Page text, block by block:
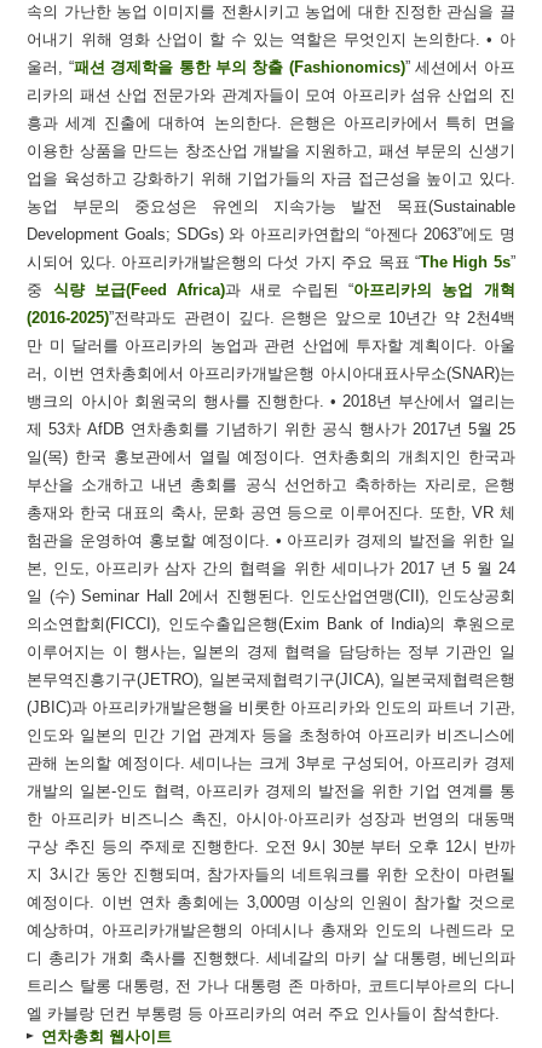
속의 가난한 농업 이미지를 전환시키고 농업에 대한 진정한 관심을 끌
어내기 위해 영화 산업이 할 수 있는 역할은 무엇인지 논의한다. • 아
울러, “패션 경제학을 통한 부의 창출 (Fashionomics)” 세션에서 아프
리카의 패션 산업 전문가와 관계자들이 모여 아프리카 섬유 산업의 진
흥과 세계 진출에 대하여 논의한다. 은행은 아프리카에서 특히 면을
이용한 상품을 만드는 창조산업 개발을 지원하고, 패션 부문의 신생기
업을 육성하고 강화하기 위해 기업가들의 자금 접근성을 높이고 있다.
농업 부문의 중요성은 유엔의 지속가능 발전 목표(Sustainable
Development Goals; SDGs) 와 아프리카연합의 “아젠다 2063”에도 명
시되어 있다. 아프리카개발은행의 다섯 가지 주요 목표 “The High 5s”
중 식량 보급(Feed Africa)과 새로 수립된 “아프리카의 농업 개혁
(2016-2025)”전략과도 관련이 깊다. 은행은 앞으로 10년간 약 2천4백
만 미 달러를 아프리카의 농업과 관련 산업에 투자할 계획이다. 아울
러, 이번 연차총회에서 아프리카개발은행 아시아대표사무소(SNAR)는
뱅크의 아시아 회원국의 행사를 진행한다. • 2018년 부산에서 열리는
제 53차 AfDB 연차총회를 기념하기 위한 공식 행사가 2017년 5월 25
일(목) 한국 홍보관에서 열릴 예정이다. 연차총회의 개최지인 한국과
부산을 소개하고 내년 총회를 공식 선언하고 축하하는 자리로, 은행
총재와 한국 대표의 축사, 문화 공연 등으로 이루어진다. 또한, VR 체
험관을 운영하여 홍보할 예정이다. • 아프리카 경제의 발전을 위한 일
본, 인도, 아프리카 삼자 간의 협력을 위한 세미나가 2017 년 5 월 24
일 (수) Seminar Hall 2에서 진행된다. 인도산업연맹(CII), 인도상공회
의소연합회(FICCI), 인도수출입은행(Exim Bank of India)의 후원으로
이루어지는 이 행사는, 일본의 경제 협력을 담당하는 정부 기관인 일
본무역진흥기구(JETRO), 일본국제협력기구(JICA), 일본국제협력은행
(JBIC)과 아프리카개발은행을 비롯한 아프리카와 인도의 파트너 기관,
인도와 일본의 민간 기업 관계자 등을 초청하여 아프리카 비즈니스에
관해 논의할 예정이다. 세미나는 크게 3부로 구성되어, 아프리카 경제
개발의 일본-인도 협력, 아프리카 경제의 발전을 위한 기업 연계를 통
한 아프리카 비즈니스 촉진, 아시아·아프리카 성장과 번영의 대동맥
구상 추진 등의 주제로 진행한다. 오전 9시 30분 부터 오후 12시 반까
지 3시간 동안 진행되며, 참가자들의 네트워크를 위한 오찬이 마련될
예정이다. 이번 연차 총회에는 3,000명 이상의 인원이 참가할 것으로
예상하며, 아프리카개발은행의 아데시나 총재와 인도의 나렌드라 모
디 총리가 개회 축사를 진행했다. 세네갈의 마키 살 대통령, 베닌의파
트리스 탈롱 대통령, 전 가나 대통령 존 마하마, 코트디부아르의 다니
엘 카블랑 던컨 부통령 등 아프리카의 여러 주요 인사들이 참석한다.
연차총회 웹사이트